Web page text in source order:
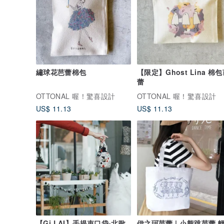
繡球花芭蕾棉包
OTTONAL 喔！驚喜設計
US$ 11.13
【限定】Ghost Lina 棉包
蕾
OTTONAL 喔！驚喜設計
US$ 11.13